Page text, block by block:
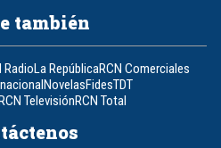
también
RadioLa RepúblicaRCN Comerciales
NovelasFidesTDT
TelevisiónRCN Total